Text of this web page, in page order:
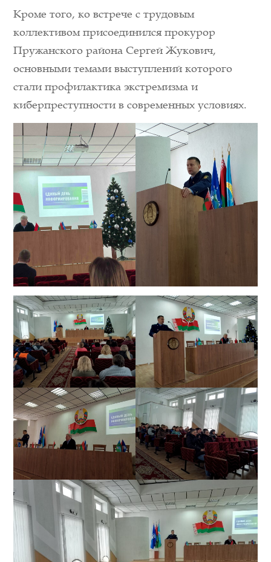
Кроме того, ко встрече с трудовым
коллективом присоединился прокурор
Пружанского района Сергей Жукович,
основными темами выступлений которого
стали профилактика экстремизма и
киберпреступности в современных условиях.